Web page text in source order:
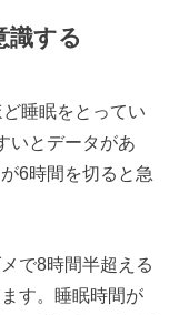
識する
睡眠をとってい
いとデータがあ
6時間を切ると急
で8時間半超える
す。睡眠時間が